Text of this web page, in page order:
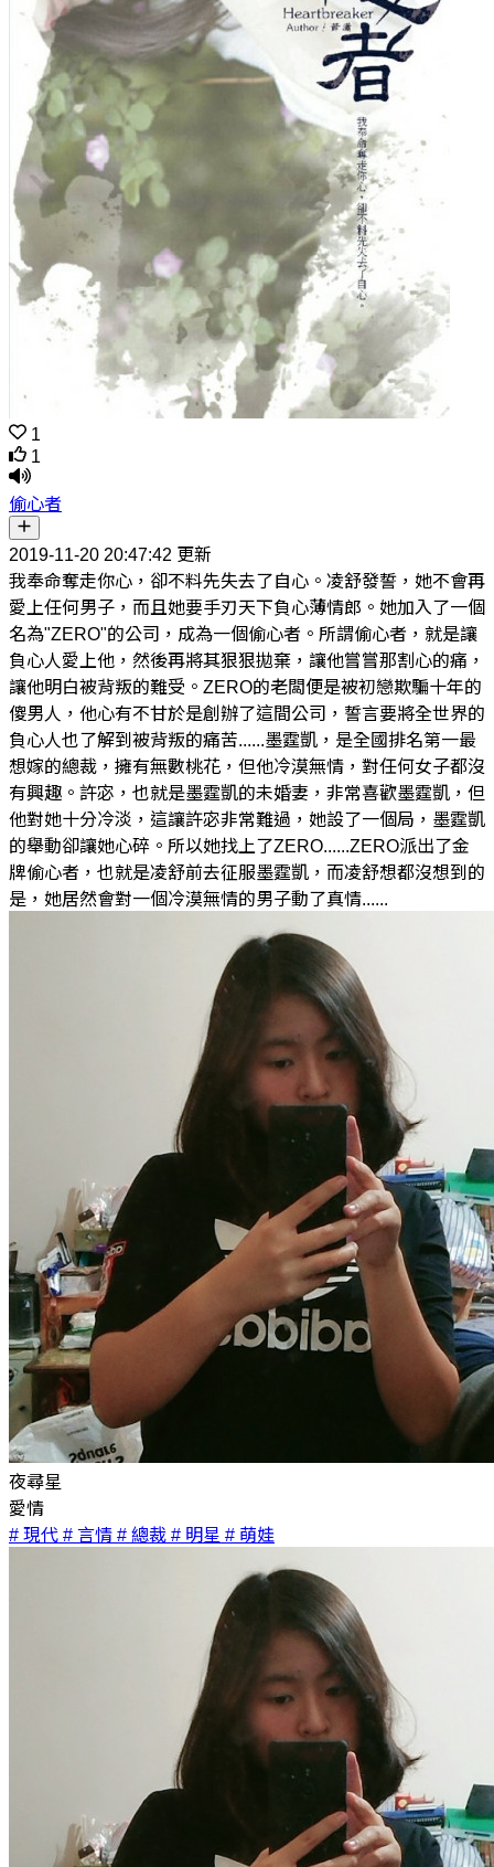
1
1
偷心者
2019-11-20 20:47:42 更新
我奉命奪走你心，卻不料先失去了自心。凌舒發誓，她不會再
愛上任何男子，而且她要手刃天下負心薄情郎。她加入了一個
名為"ZERO"的公司，成為一個偷心者。所謂偷心者，就是讓
負心人愛上他，然後再將其狠狠拋棄，讓他嘗嘗那割心的痛，
讓他明白被背叛的難受。ZERO的老闆便是被初戀欺騙十年的
傻男人，他心有不甘於是創辦了這間公司，誓言要將全世界的
負心人也了解到被背叛的痛苦......墨霆凱，是全國排名第一最
想嫁的總裁，擁有無數桃花，但他冷漠無情，對任何女子都沒
有興趣。許宓，也就是墨霆凱的未婚妻，非常喜歡墨霆凱，但
他對她十分冷淡，這讓許宓非常難過，她設了一個局，墨霆凱
的舉動卻讓她心碎。所以她找上了ZERO......ZERO派出了金
牌偷心者，也就是凌舒前去征服墨霆凱，而凌舒想都沒想到的
是，她居然會對一個冷漠無情的男子動了真情......
夜尋星
愛情
# 現代 # 言情 # 總裁 # 明星 # 萌娃